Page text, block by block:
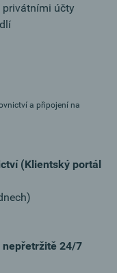
účty
a připojení na
(Klientský portál
nepřetržitě 24/7